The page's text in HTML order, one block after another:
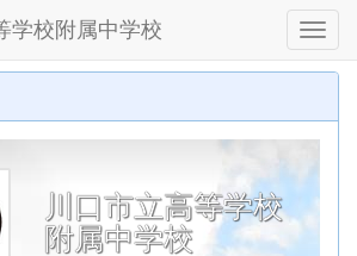
学校附属中学校
川口市立高等学校
附属中学校